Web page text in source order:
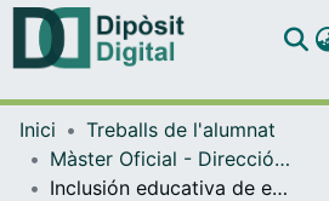
Inici
Treballs de l'alumnat
Màster Oficial - Direcció i Gestió de Centres Educatius
Inclusión educativa de estudiantes indígenas y migrantes en los establecimientos urbanos de la comuna de Cholchol, Chile